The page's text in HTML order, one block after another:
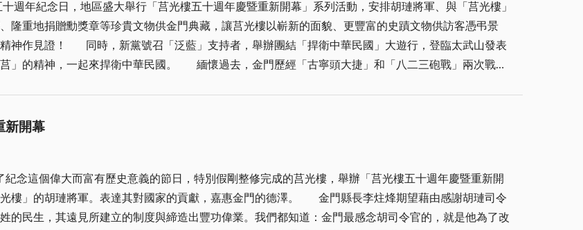
而致引發不可收拾的大火；或可能是在焚燒之後，沒有將餘火加以完全的撲滅，就離開現場，使得餘火
、除草，而必須使用焚燒的方式，就一定要做好相關的預防措施，並在現場監視。尤其在焚燒之後，也
要趕快報案，讓消防人員能很快的前往滅火。 人們常說「水火無情」，也說「星星
週年紀念日，地區盛大舉行「莒光樓五十週年慶暨重新開幕」系列活動，安排胡璉將軍、與「莒光樓」
隆重地捐贈勳獎章等珍貴文物供金門典藏，讓莒光樓以嶄新的面貌、更豐富的史蹟文物供訪客憑弔景
國」大遊行，登臨太武山發表
懷過去，金門歷經「古寧頭大捷」和「八二三砲戰」兩次戰
列「世界史」，且公投制憲、獨立正名呼聲日益高漲，淪為藍、綠兩大陣營毫無交集的口水大戰，或動
獨制憲的訴求。除此之外，昨天大清早，前行政院院長郝柏村亦率領多位前任金門防衛部司令官，一起
才換得台灣地區的繁榮與發展；我們也清楚聽到他們在「毋忘在莒」勒石前高呼口號，以具體的行動表
新開幕
念這個偉大而富有歷史意義的節日，特別假剛整修完成的莒光樓，舉辦「莒光樓五十週年慶暨重新開
達其對國家的貢獻，嘉惠金門的德澤。 金門縣長李炷烽期望藉由感謝胡璉司令
的民生，其遠見所建立的制度與締造出豐功偉業。我們都知道：金門最感念胡司令官的，就是他為了改